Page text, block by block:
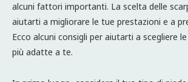
alcuni fattori importanti. La scelta delle
aiutarti a migliorare le tue prestazioni e a
Ecco alcuni consigli per aiutarti a scegliere
più adatte a te.